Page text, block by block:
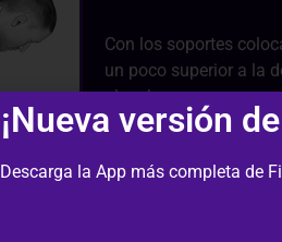
Con los soportes
un poco superior a la
plancha con una
Los codos deben
puede llevarnos a
tensión. Además
Al subir el cuerpo
talones, y lo mismo
¡Nueva versión
Descarga la App más completa de